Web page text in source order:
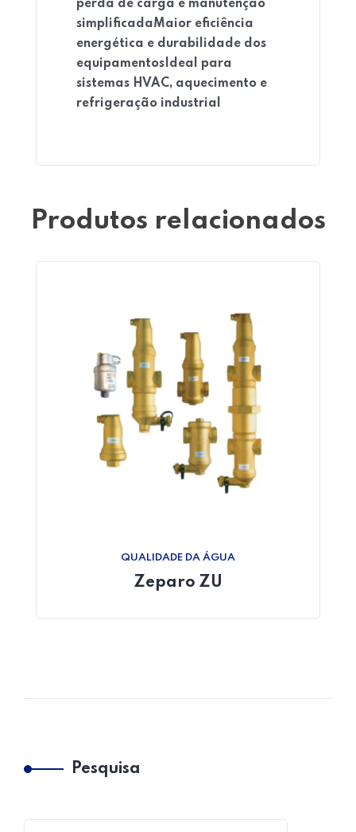
perda de carga e manutenção
simplificadaMaior eficiência
energética e durabilidade dos
equipamentos Ideal para
sistemas HVAC, aquecimento e
refrigeração industrial
Produtos relacionados
QUALIDADE DA ÁGUA
Zeparo ZU
Pesquisa